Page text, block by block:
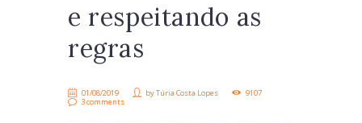
e respeitando as
regras
01/08/2019 byTúria Costa Lopes
9107
3 comments